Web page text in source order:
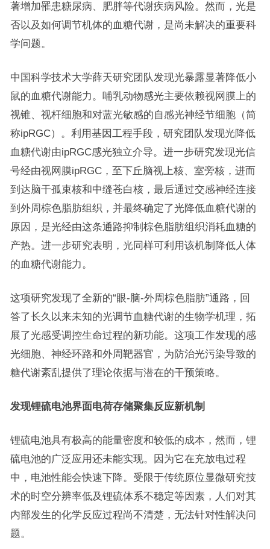
著增加罹患糖尿病、肥胖等代谢疾病风险。然而，光是
否以及如何调节机体的血糖代谢，是尚未解决的重要科
学问题。
中国科学技术大学薛天研究团队发现光暴露显著降低小
鼠的血糖代谢能力。哺乳动物感光主要依赖视网膜上的
视锥、视杆细胞和对蓝光敏感的自感光神经节细胞（简
称ipRGC）。利用基因工程手段，研究团队发现光降低
血糖代谢由ipRGC感光独立介导。进一步研究发现光信
号经由视网膜ipRGC，至下丘脑视上核、室旁核，进而
到达脑干孤束核和中缝苍白核，最后通过交感神经连接
到外周棕色脂肪组织，并最终确定了光降低血糖代谢的
原因，是光经由这条通路抑制棕色脂肪组织消耗血糖的
产热。进一步研究表明，光同样可利用该机制降低人体
的血糖代谢能力。
这项研究发现了全新的“眼-脑-外周棕色脂肪”通路，回
答了长久以来未知的光调节血糖代谢的生物学机理，拓
展了光感受调控生命过程的新功能。这项工作发现的感
光细胞、神经环路和外周靶器官，为防治光污染导致的
糖代谢紊乱提供了理论依据与潜在的干预策略。
发现锂硫电池界面电荷存储聚集反应新机制
锂硫电池具有极高的能量密度和较低的成本，然而，锂
硫电池的广泛应用还未能实现。因为它在充放电过程
中，电池性能会快速下降。受限于传统原位显微研究技
术的时空分辨率低及锂硫体系不稳定等因素，人们对其
内部发生的化学反应过程尚不清楚，无法针对性解决问
题。